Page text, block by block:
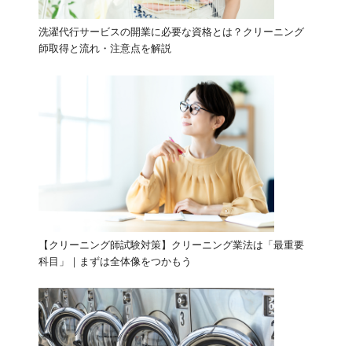
洗濯代行サービスの開業に必要な資格とは？クリーニング
師取得と流れ・注意点を解説
【クリーニング師試験対策】クリーニング業法は「最重要
科目」｜まずは全体像をつかもう